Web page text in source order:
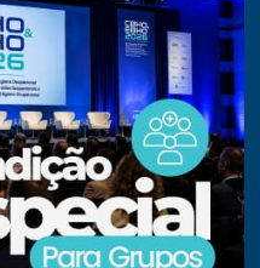
Eventos Regionais